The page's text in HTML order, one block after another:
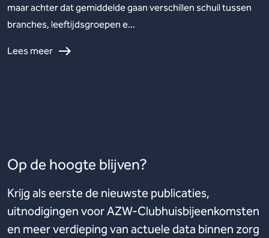
maar achter dat gemiddelde gaan verschillen schuil tussen
branches, leeftijdsgroepen e...
Lees meer
Op de hoogte blijven?
Krijg als eerste de nieuwste publicaties,
uitnodigingen voor AZW-Clubhuisbijeenkomsten
en meer verdieping van actuele data binnen zorg